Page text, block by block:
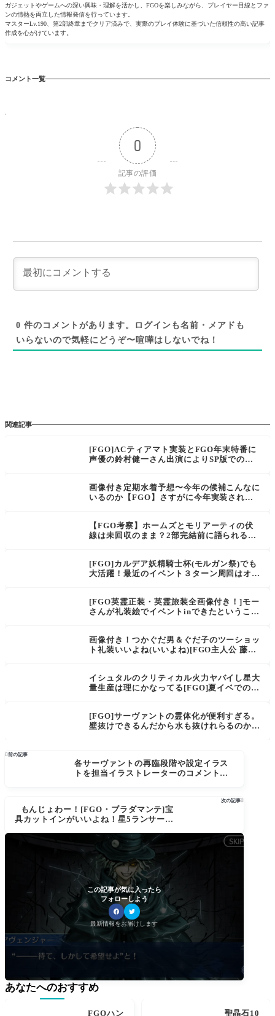
ガジェットやゲームへの深い興味・理解を活かし、FGOを楽しみながら、プレイヤー目線とファ
ンの情熱を両立した情報発信を行っています。
マスターLv.190、第2部終章までクリア済みで、実際のプレイ体験に基づいた信頼性の高い記事
作成を心がけています。
コメント一覧
0
記事の評価
0 件のコメントがあります。ログインも名前・メアドも
いらないので気軽にどうぞ〜喧嘩はしないでね！
関連記事
[FGO]ACティアマト実装とFGO年末特番に
声優の鈴村健一さん出演によりSP版での
画像付き定期水着予想〜今年の候補こんなに
いるのか【FGO】さすがに今年実装された
【FGO考察】ホームズとモリアーティの伏
線は未回収のまま？2部完結前に語られるべ
[FGO]カルデア妖精騎士杯(モルガン祭)でも
大活躍！最近のイベント３ターン周回はオベ
[FGO英霊正装・英霊旅装全画像付き！]モー
さんが礼装絵でイベントinできたということ
画像付き！つかぐだ男＆ぐだ子のツーショッ
ト礼装いいよね(いいよね)[FGO主人公 藤丸
イシュタルのクリティカル火力ヤバイし星大
量生産は理にかなってる[FGO]夏イベでのフ
[FGO]サーヴァントの霊体化が便利すぎる。
壁抜けできるんだから水も抜けれらるのか
前の記事
各サーヴァントの再臨段階や設定イラス
トを担当イラストレーターのコメント付
次の記事
もんじょわー！[FGO・ブラダマンテ]宝
具カットインがいいよね！星5ランサー相
この記事が気に入ったら
フォローしよう
最新情報をお届けします
あなたへのおすすめ
FGOハン 聖晶石10